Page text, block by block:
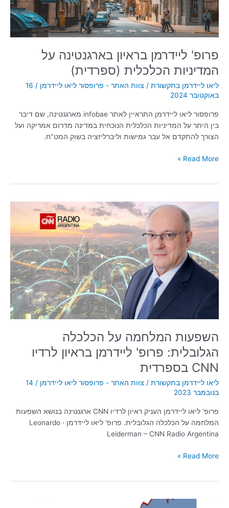
פרופ' ליידרמן בראיון בארגנטינה על
המדיניות הכלכלית (ספרדית)
ליאו ליידרמן בתקשורת / צוות האתר - פרופסור ליאו ליידרמן /
16
באוקטובר 2024
פרופסור ליאו ליידרמן התראיין לאתר infobae מארגנטינה, שם דיבר
בין היתר על המדיניות הכלכלית הנוכחית במדינה מדרום אמריקה ועל
הצורך להתקדם אל עבר גמישות וליברליזציה בשוק המט"ח.
(ספרדית)
Read More »
השפעות המלחמה על הכלכלה
הגלובלית: פרופ' ליידרמן בראיון לרדיו
CNN בספרדית
ליאו ליידרמן בתקשורת / צוות האתר - פרופסור ליאו ליידרמן /
14
בנובמבר 2023
פרופ' ליאו ליידרמן העניק ראיון לרדיו CNN ארגנטינה בנושא השפעות
המלחמה על הכלכלה הגלובלית. פרופ' ליאו ליידרמן · Leonardo
Leiderman – CNN Radio Argentina
המלחמה
על
הכלכלה
הגלובלית:
פרופ'
ליידרמן
לרדיו
בספרדית
Read More »